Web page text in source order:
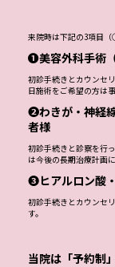
来院時は下記の3項目
❶美容外科手術
初診手続きとカウンセ
日施術をご希望の方は
❷わきが・神経
者様
初診手続きと診察を行
は今後の長期治療計画
❸ヒアルロン酸
初診手続きとカウンセ
す。
当院は「予約制